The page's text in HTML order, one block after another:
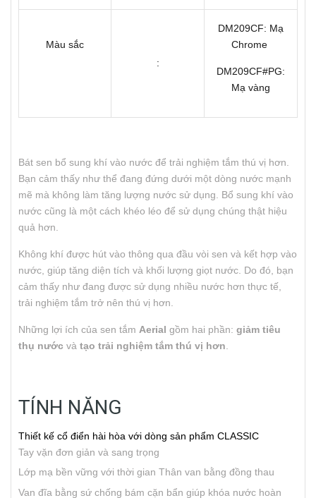
Màu sắc
:
DM209CF: Mạ
Chrome
DM209CF#PG:
Mạ vàng
Bát sen bổ sung khí vào nước để trải nghiệm tắm thú vị hơn.
Bạn cảm thấy như thể đang đứng dưới một dòng nước mạnh
mẽ mà không làm tăng lượng nước sử dụng. Bổ sung khí vào
nước cũng là một cách khéo léo để sử dụng chúng thật hiệu
quả hơn.
Không khí được hút vào thông qua đầu vòi sen và kết hợp vào
nước, giúp tăng diện tích và khối lượng giọt nước. Do đó, bạn
cảm thấy như đang được sử dụng nhiều nước hơn thực tế,
trải nghiệm tắm trở nên thú vị hơn.
Những lợi ích của sen tắm Aerial gồm hai phần: giảm tiêu
thụ nước và tạo trải nghiệm tắm thú vị hơn
TÍNH NĂNG
Thiết kế cổ điển hài hòa với dòng sản phẩm CLASSIC
Tay vặn đơn giản và sang trọng
Lớp mạ bền vững với thời gian Thân van bằng đồng thau
Van đĩa bằng sứ chống bám cặn bẩn giúp khóa nước hoàn